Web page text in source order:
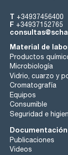
T +34937456400
F +34937152765
Material de
Productos
Microbiología
Vidrio, cuarzo y
Cromatografía
Equipos
Consumible
Seguridad e
Documentación
Publicaciones
Videos